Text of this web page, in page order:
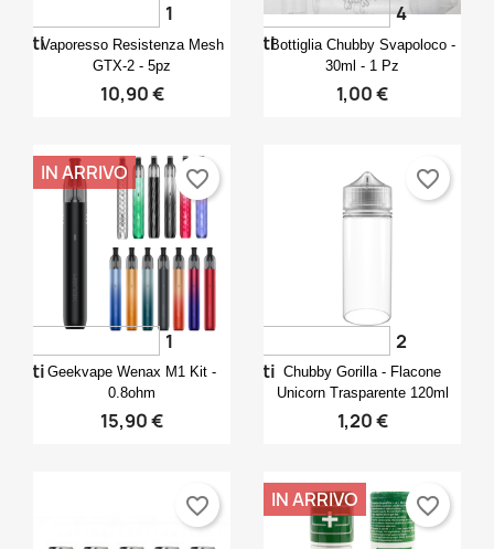
Anteprima
Vaporesso Resistenza Mesh
GTX-2 - 5pz
10,90 €
1
voti
Anteprima
Bottiglia Chubby Svapoloco -
30ml - 1 Pz
1,00 €
4
voti
Anteprima
Geekvape Wenax M1 Kit -
0.8ohm
15,90 €
1
voti
IN ARRIVO favorite_border
Anteprima
Chubby Gorilla - Flacone
Unicorn Trasparente 120ml
1,20 €
2
voti
favorite_border
favorite_border IN ARRIVO favorite_border